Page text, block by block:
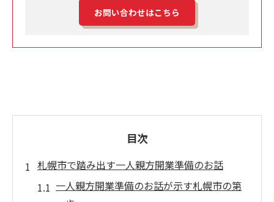
お問い合わせはこちら
目次
札幌市で踏み出す一人親方開業準備のお話
一人親方開業準備のお話が示す札幌市の第